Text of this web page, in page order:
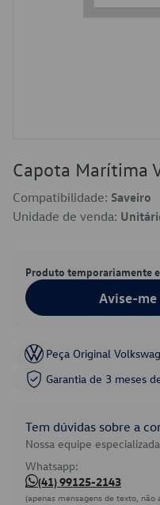
Capota Marítima
Compatibilidade: Saveiro
Unidade de venda:
Produto temporariamente
Avise-
Peça Original
Garantia de 3 meses
Tem dúvidas sobre a
Nossa equipe
Whatsapp:
(41) 99125-2143
(apenas mensagens de texto, não